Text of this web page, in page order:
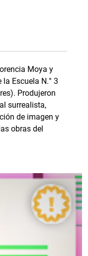
Moya y
Escuela N.° 3
Produjeron
surrealista,
de imagen y
obras del